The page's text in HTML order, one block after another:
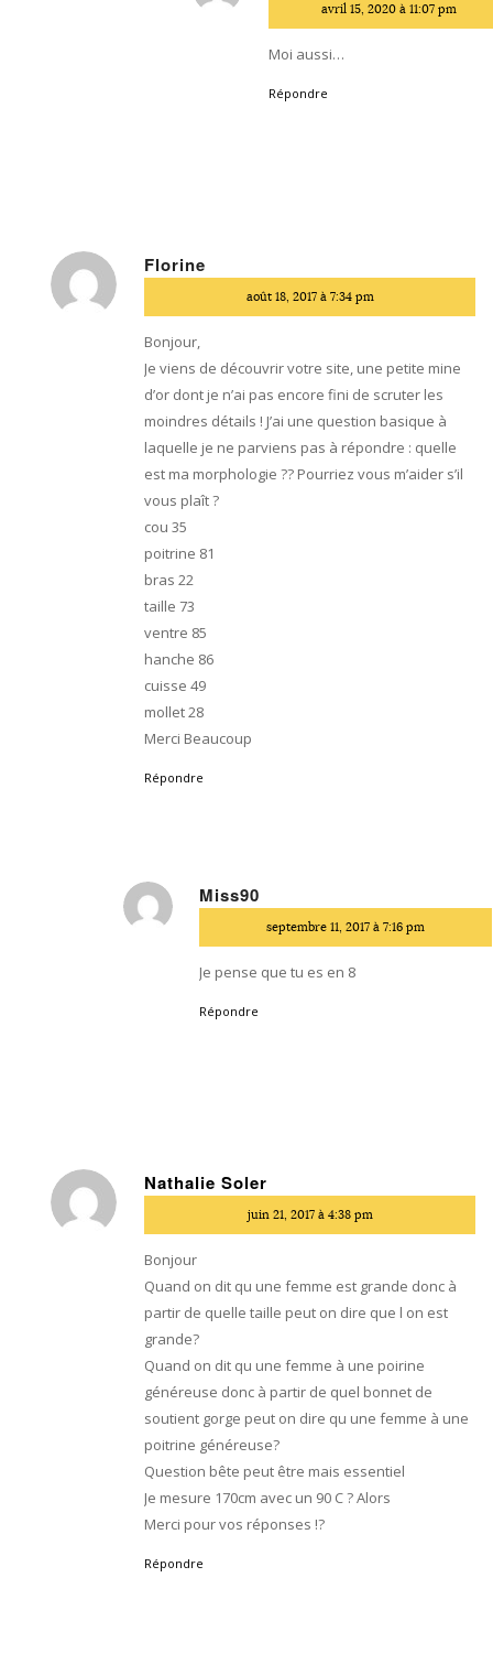
avril 15, 2020 à 11:07 pm
Moi aussi…
Répondre
Florine
:
août 18, 2017 à 7:34 pm
Bonjour,
Je viens de découvrir votre site, une petite mine
d’or dont je n’ai pas encore fini de scruter les
moindres détails ! J’ai une question basique à
laquelle je ne parviens pas à répondre : quelle
est ma morphologie ?? Pourriez vous m’aider s’il
vous plaît ?
cou 35
poitrine 81
bras 22
taille 73
ventre 85
hanche 86
cuisse 49
mollet 28
Merci Beaucoup
Répondre
Miss90
septembre 11, 2017 à 7:16 pm
Je pense que tu es en 8
Répondre
Nathalie Soler
juin 21, 2017 à 4:38 pm
Bonjour
Quand on dit qu une femme est grande donc à
partir de quelle taille peut on dire que l on est
grande?
Quand on dit qu une femme à une poirine
généreuse donc à partir de quel bonnet de
soutient gorge peut on dire qu une femme à une
poitrine généreuse?
Question bête peut être mais essentiel
Je mesure 170cm avec un 90 C ? Alors
Merci pour vos réponses !?
Répondre